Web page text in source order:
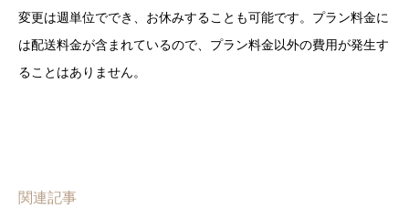
変更は週単位ででき、お休みすることも可能です。プラン料金に
は配送料金が含まれているので、プラン料金以外の費用が発生す
ることはありません。
関連記事